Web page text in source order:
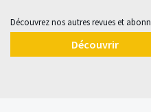
Découvrez nos autres revues et
Découvrir